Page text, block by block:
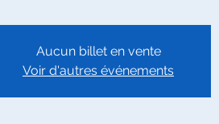
Aucun billet en vente
Voir d'autres événements